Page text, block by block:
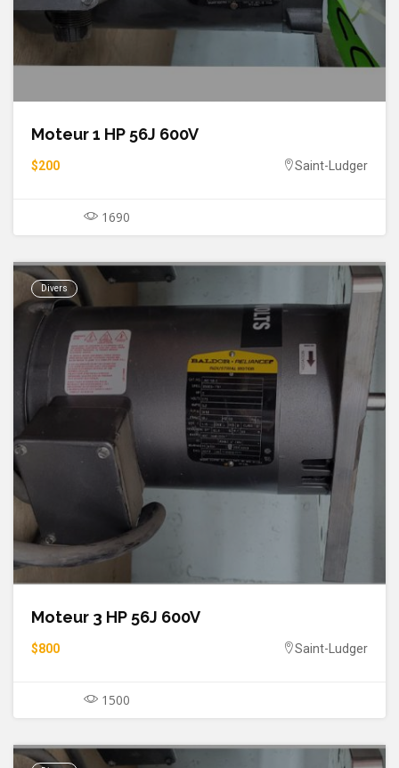
Moteur 1 HP 56J 600V
$200 Saint-Ludger
1690
Divers
Moteur 3 HP 56J 600V
$800 Saint-Ludger
1500